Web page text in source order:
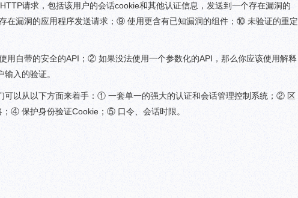
请求，包括该用户的会话cookie和其他认证信息，发送到一个存在漏洞的
在漏洞的应用程序发送请求；⑨ 使用更含有已知漏洞的组件；⑩ 未验证的重定
用自带的安全的API；② 如果没法使用一个参数化的API，那么你应该使用解释
入的验证。
可以从以下方面来着手：① 一套单一的强大的认证和会话管理控制系统；② 区
④ 保护身份验证Cookie；⑤ 口令、会话时限。